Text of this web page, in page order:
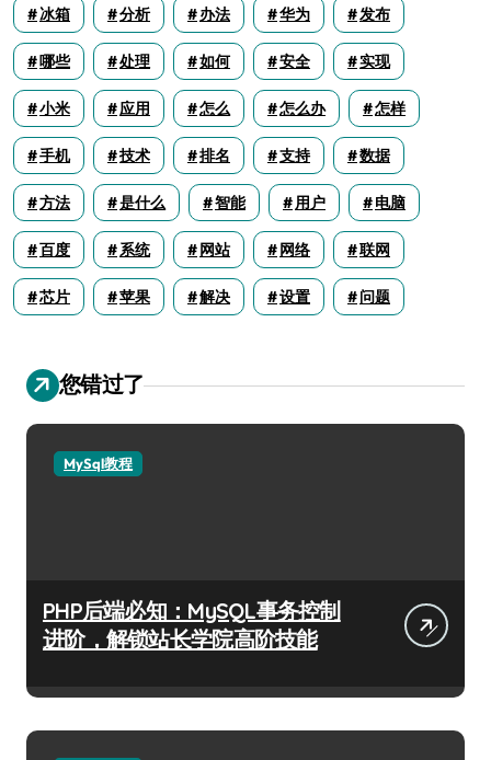
冰箱 分析 办法 华为 发布
哪些 处理 如何 安全 实现
小米 应用 怎么 怎么办 怎样
手机 技术 排名 支持 数据
方法 是什么 智能 用户 电脑
百度 系统 网站 网络 联网
芯片 苹果 解决 设置 问题
您错过了
MySql教程
PHP后端必知：MySQL事务控制
进阶，解锁站长学院高阶技能